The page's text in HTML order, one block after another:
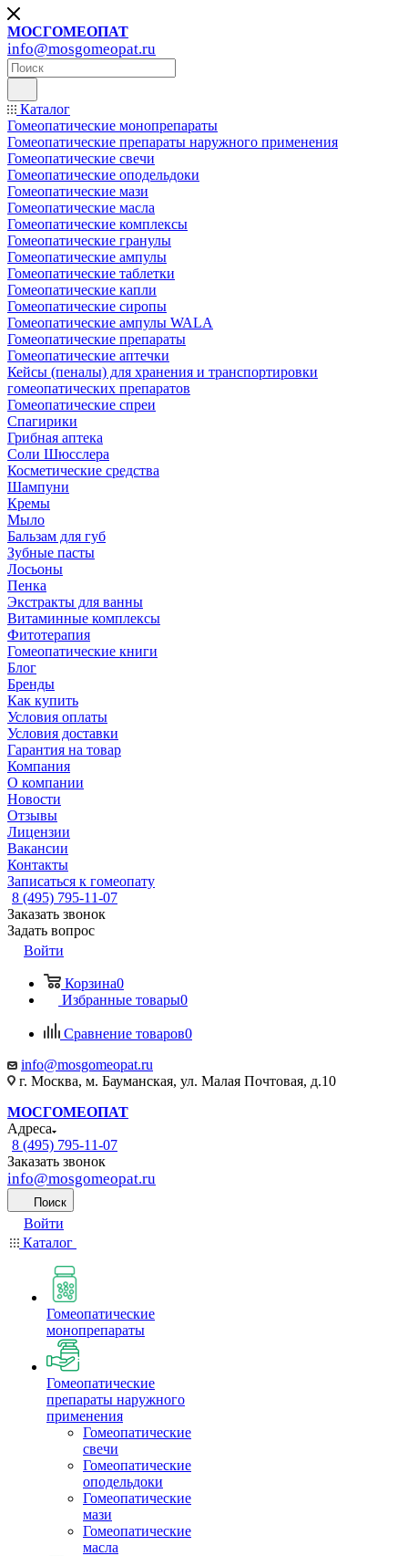
МОСГОМЕОПАТ
info@mosgomeopat.ru
Каталог
Гомеопатические монопрепараты
Гомеопатические препараты наружного применения
Гомеопатические свечи
Гомеопатические оподельдоки
Гомеопатические мази
Гомеопатические масла
Гомеопатические комплексы
Гомеопатические гранулы
Гомеопатические ампулы
Гомеопатические таблетки
Гомеопатические капли
Гомеопатические сиропы
Гомеопатические ампулы WALA
Гомеопатические препараты
Гомеопатические аптечки
Кейсы (пеналы) для хранения и транспортировки
гомеопатических препаратов
Гомеопатические спреи
Спагирики
Грибная аптека
Соли Шюсслера
Косметические средства
Шампуни
Кремы
Мыло
Бальзам для губ
Зубные пасты
Лосьоны
Пенка
Экстракты для ванны
Витаминные комплексы
Фитотерапия
Гомеопатические книги
Блог
Бренды
Как купить
Условия оплаты
Условия доставки
Гарантия на товар
Компания
О компании
Новости
Отзывы
Лицензии
Вакансии
Контакты
Записаться к гомеопату
8 (495) 795-11-07
Заказать звонок
Задать вопрос
Войти
Корзина0
Избранные товары0
Сравнение товаров0
info@mosgomeopat.ru
г. Москва, м. Бауманская, ул. Малая Почтовая, д.10
МОСГОМЕОПАТ
Адреса
8 (495) 795-11-07
Заказать звонок
info@mosgomeopat.ru
Поиск
Войти
Каталог
Гомеопатические
монопрепараты
Гомеопатические
препараты наружного
применения
Гомеопатические
свечи
Гомеопатические
оподельдоки
Гомеопатические
мази
Гомеопатические
масла